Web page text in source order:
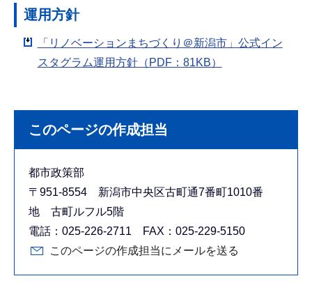
運用方針
「リノベーションまちづくり＠新潟市」公式イン
スタグラム運用方針（PDF：81KB）
このページの作成担当
都市政策部
〒951-8554 新潟市中央区古町通7番町1010番
地 古町ルフル5階
電話：025-226-2711 FAX：025-229-5150
このページの作成担当にメールを送る